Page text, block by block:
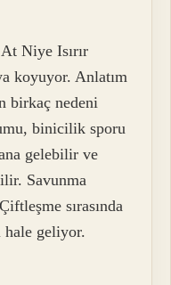
Niye Isırır
koyuyor. Anlatım
birkaç nedeni
binicilik sporu
gelebilir ve
Savunma
sırasında
geliyor.